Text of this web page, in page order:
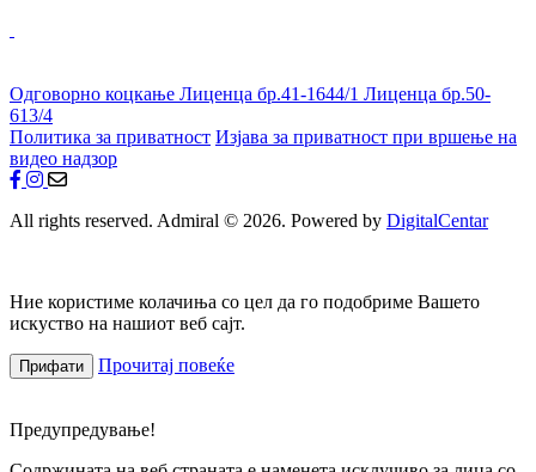
Одговорно коцкање Лиценца бр.41-1644/1 Лиценца бр.50-
613/4
Политика за приватност Изјава за приватност при вршење на
видео надзор
All rights reserved. Admiral © 2026. Powered by DigitalCentar
Ние користиме колачиња со цел да го подобриме Вашето
искуство на нашиот веб сајт.
Прифати Прочитај повеќе
Предупредување!